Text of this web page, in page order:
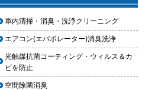
車のフロントガラス交換の料金相
場と作業手順
車のドアロック修理の料金と作業
手順
車内清掃・消臭・洗浄クリーニング
エアコン(エバポレーター)消臭洗浄
光触媒抗菌コーティング・ウィルス＆カ
ビを防止
空間除菌消臭